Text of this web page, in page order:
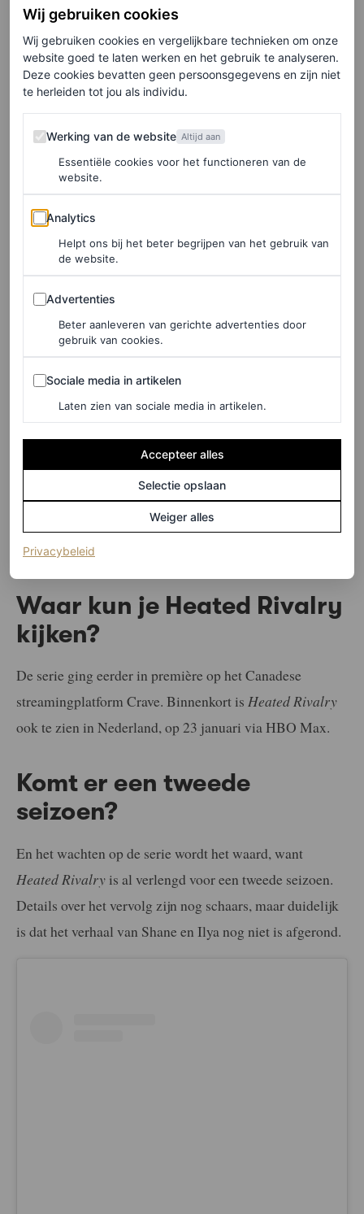
sportomgeving die bekendstaat om macho gedrag en
geslotenheid. Juist dat contrast maakt de serie spannend
en verfrissend. Voor veel vrouwen voeltHeated Rivalry
bovendien ook als een verademing, omdat de romantiek
niet draait om vaste rolpatronen of herkenbare
heterodynamiek. De relatie tussen Shane en Ilya is
intens, kwetsbaar en gelijkwaardig, met veel aandacht
voor emoties, verlangen en twijfel. Dat maakt het
makkelijker om mee te voelen, zonder dat het
voorspelbaar wordt.
je krijgt een serie die niet alleen gaat over sport of
spanning, maar over mensen die proberen zichzelf te zijn
binnen een wereld waar daar weinig ruimte voor is. Dat
zorgt voor veel online gesprekken en fandom.
Queer boeken die je gelezen wil hebben, of je
nu out and proud bent of (nog) niet
Waar kun je Heated Rivalry
kijken?
De serie ging eerder in première op het Canadese
streamingplatform Crave. Binnenkort is Heated Rivalry
ook te zien in Nederland, op 23 januari via HBO Max.
Komt er een tweede
seizoen?
En het wachten op de serie wordt het waard, want
Heated Rivalry is al verlengd voor een tweede seizoen.
Details over het vervolg zijn nog schaars, maar duidelijk
is dat het verhaal van Shane en Ilya nog niet is afgerond.
Wij gebruiken cookies
Wij gebruiken cookies en vergelijkbare technieken om onze
website goed te laten werken en het gebruik te analyseren.
Deze cookies bevatten geen persoonsgegevens en zijn niet
te herleiden tot jou als individu.
Werking van de website
Werking van de website Altijd aan
Essentiële cookies voor het functioneren van de
website.
Analytics
Analytics
Helpt ons bij het beter begrijpen van het gebruik van
de website.
Advertenties
Advertenties
Beter aanleveren van gerichte advertenties door
gebruik van cookies.
Sociale media in artikelen
Sociale media in artikelen
Laten zien van sociale media in artikelen.
Accepteer alles
Selectie opslaan
Weiger alles
Privacybeleid